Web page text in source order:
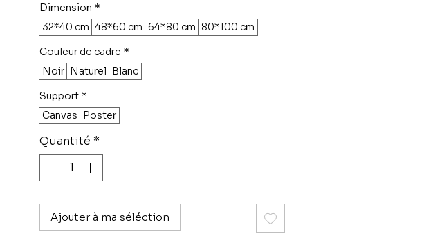
Dimension *
32*40 cm 48*60 cm 64*80 cm 80*100 cm
Couleur de cadre *
Noir Naturel Blanc
Support *
Canvas Poster
Quantité *
Ajouter à ma séléction